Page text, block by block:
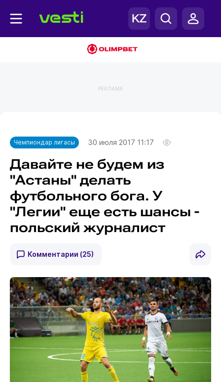
РЕКЛАМА
Чемпиондар лигасы 30 июля 2017 11:17
Давайте не будем из
"Астаны" делать
футбольного бога. У
"Легии" еще есть шансы -
польский журналист
Комментарии (25)